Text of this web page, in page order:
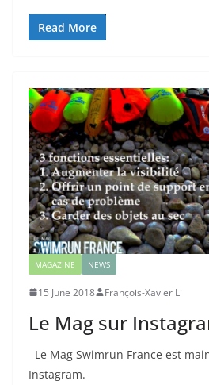
Read More
MAGAZINE NEWS
15 June 2018 François-Xavier Li
Le Mag sur
Le Mag Swimrun France est
Instagram.